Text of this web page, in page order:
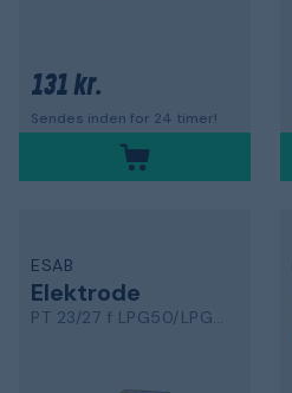
131 kr.
Sendes inden for 24 timer!
ESAB
Elektrode
PT 23/27 f LPG50/LPG80/PCM875i